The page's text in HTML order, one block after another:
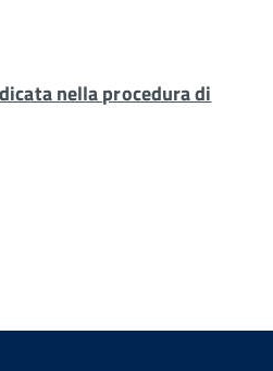
nella procedura di